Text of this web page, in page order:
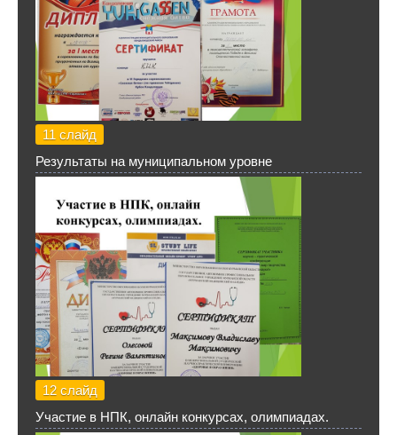
11 слайд
Результаты на муниципальном уровне
12 слайд
Участие в НПК, онлайн конкурсах, олимпиадах.